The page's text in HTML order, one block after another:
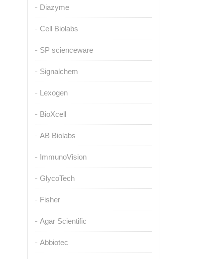
Diazyme
Cell Biolabs
SP scienceware
Signalchem
Lexogen
BioXcell
AB Biolabs
ImmunoVision
GlycoTech
Fisher
Agar Scientific
Abbiotec